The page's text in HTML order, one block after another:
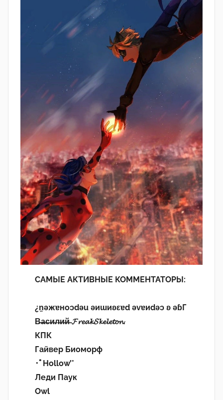
САМЫЕ АКТИВНЫЕ КОММЕНТАТОРЫ:
¿n̯ǝжɐноɔdǝu ǝиɯиʚεɐd ǝvɐиdǝɔ ʚ ǝɓГ
В̶а̶с̶и̶л̶и̶й̶ 𝓕𝓻𝓮𝓪𝓴𝓢𝓴𝓮𝓵𝓮𝓽𝓸𝓷.
КПК
Гайвер Биоморф
･ﾟHollow’°
Леди Паук
Owl